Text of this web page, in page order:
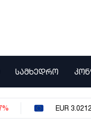
ᲡᲐᲛᲮᲔᲓᲠᲝ
EUR 3.0212 • -